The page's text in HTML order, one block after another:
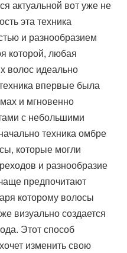
актуальной вот уже не
эта техника
и разнообразием
которой, любая
волос идеально
впервые была
и мгновенно
с небольшими
техника омбре
которые могли
и разнообразие
предпочитают
которому волосы
визуально создается
Этот способ
изменить свою